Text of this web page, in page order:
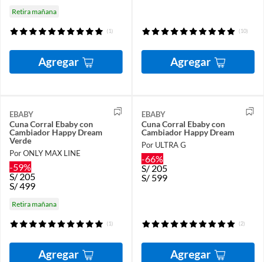
Retira mañana
(1)
Agregar
(10)
Agregar
EBABY
Cuna Corral Ebaby con
Cambiador Happy Dream
Verde
Por ONLY MAX LINE
-59%
S/ 205
S/499
Retira mañana
(1)
Agregar
EBABY
Cuna Corral Ebaby con
Cambiador Happy Dream
Por ULTRA G
-66%
S/ 205
S/ 599
(2)
Agregar